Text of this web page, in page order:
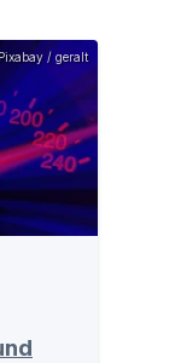
/ geralt